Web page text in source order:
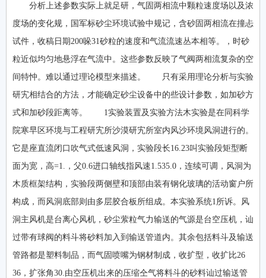
分析上述参数实际上就足研，气固两相流中颗粒速度场以及浓
度场的变化规，国军标砂尘环境试验中规记，含砂固两相流在撞忐
试件，收稿日期200哚31砂粒的速度和气流流速丛本相等。，时砂
粒近似均匀地悬浮在气流中。这些参数反映了气阀两相流复杂的空
间特忡。难以通过理论模型来描述。 只有采用理论分析与实验
研宄相结合的方法，才能确定砂尘设备中的些设计参数，如加砂方
式和加砂段距离等。 1实验装置及实验方法木实验是在同科学
院寒早区环境与工程研宄所沙漠研宄所室内风沙环境风洞进行的。
它是座直流闭口吹气式低速风洞，实验段长16.23叫实验段矩型断
面为宽，高=1.，父0.6进口轴线指风速1.535.0，连续可调，风洞为
木质框架结构，实验段两侧壁和顶部由装有钢化玻璃的活动窗户所
构成，而风洞底部则由多层胶合板所组成。本实验系统1所诉。风
洞主风机是台离心风机，砂尘萦粒气力输送的气源是台空压机，讪
过带有球阀的料斗将砂料加入到输送管道内。其余包括料斗及输送
管路都是塑料制品，而气固喷嘴为钢材制成，收扩型，收扩比26
36，扩张角30.由空压机出来的压缩仝气将料斗的砂料讪过输送管